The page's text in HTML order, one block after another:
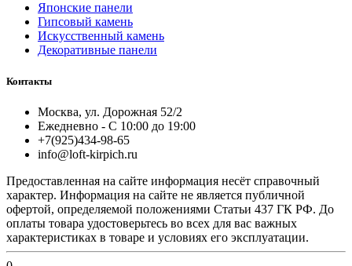
Японские панели
Гипсовый камень
Искусственный камень
Декоративные панели
Контакты
Москва, ул. Дорожная 52/2
Ежедневно - С 10:00 до 19:00
+7(925)434-98-65
info@loft-kirpich.ru
Предоставленная на сайте информация несёт справочный
характер. Информация на сайте не является публичной
офертой, определяемой положениями Статьи 437 ГК РФ. До
оплаты товара удостоверьтесь во всех для вас важных
характеристиках в товаре и условиях его эксплуатации.